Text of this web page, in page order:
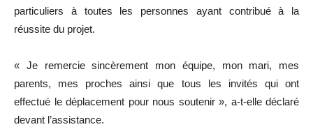
particuliers à toutes les personnes ayant contribué à la
réussite du projet.
« Je remercie sincèrement mon équipe, mon mari, mes
parents, mes proches ainsi que tous les invités qui ont
effectué le déplacement pour nous soutenir », a-t-elle déclaré
devant l’assistance.